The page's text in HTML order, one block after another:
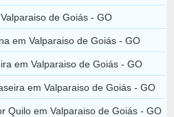
de Goiás - GO
em Valparaiso de Goiás - GO
em Valparaiso de Goiás - GO
em Valparaiso de Goiás - GO
Quilo em Valparaiso de Goiás - GO